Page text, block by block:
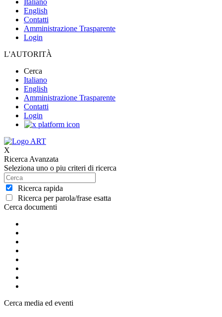
Italiano
English
Contatti
Amministrazione Trasparente
Login
L'AUTORITÀ
Cerca
Italiano
English
Amministrazione Trasparente
Contatti
Login
X
Ricerca Avanzata
Seleziona uno o piu criteri di ricerca
Ricerca rapida
Ricerca per parola/frase esatta
Cerca documenti
Cerca media ed eventi